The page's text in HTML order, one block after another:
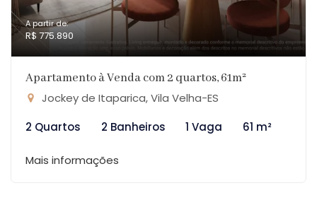
A partir de:
R$ 775.890
Apartamento à Venda com 2 quartos, 61m²
Jockey de Itaparica, Vila Velha-ES
2 Quartos
2 Banheiros 1 Vaga 61 m²
Mais informações